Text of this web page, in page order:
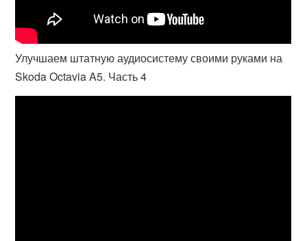
Улучшаем штатную аудиосистему своими руками на
Skoda Octavia A5. Часть 4